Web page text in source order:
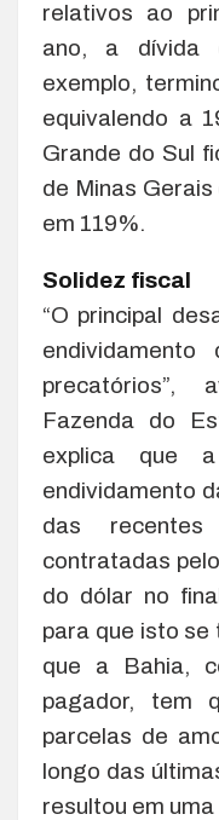
relativos ao
ano, a dívida
exemplo,
equivalendo a
Grande do Sul
de Minas
em 119%.
Solidez fiscal
“O principal
Fazenda do
explica que
endividamento
das
contratadas
do dólar no
para que isto
que a Bahia,
pagador, tem
parcelas de
longo das
resultou em